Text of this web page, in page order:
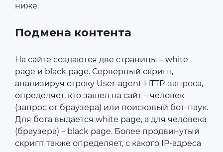
ниже.
Подмена контента
На сайте создаются две страницы – white
page и black page. Серверный скрипт,
анализируя строку User-agent HTTP-запроса,
определяет, кто зашел на сайт – человек
(запрос от браузера) или поисковый бот-паук.
Для бота выдается white page, а для человека
(браузера) – black page. Более продвинутый
скрипт также определяет, с какого IP-адреса